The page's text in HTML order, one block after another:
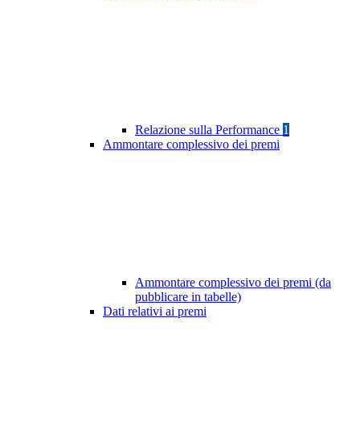
Relazione sulla Performance 1
Ammontare complessivo dei premi
Ammontare complessivo dei premi (da
pubblicare in tabelle)
Dati relativi ai premi